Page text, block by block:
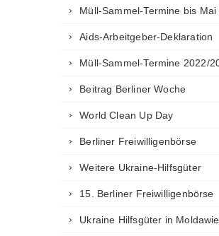
Müll-Sammel-Termine bis Mai
Aids-Arbeitgeber-Deklaration
Müll-Sammel-Termine 2022/
Beitrag Berliner Woche
World Clean Up Day
Berliner Freiwilligenbörse
Weitere Ukraine-Hilfsgüter
15. Berliner Freiwilligenbörse
Ukraine Hilfsgüter in